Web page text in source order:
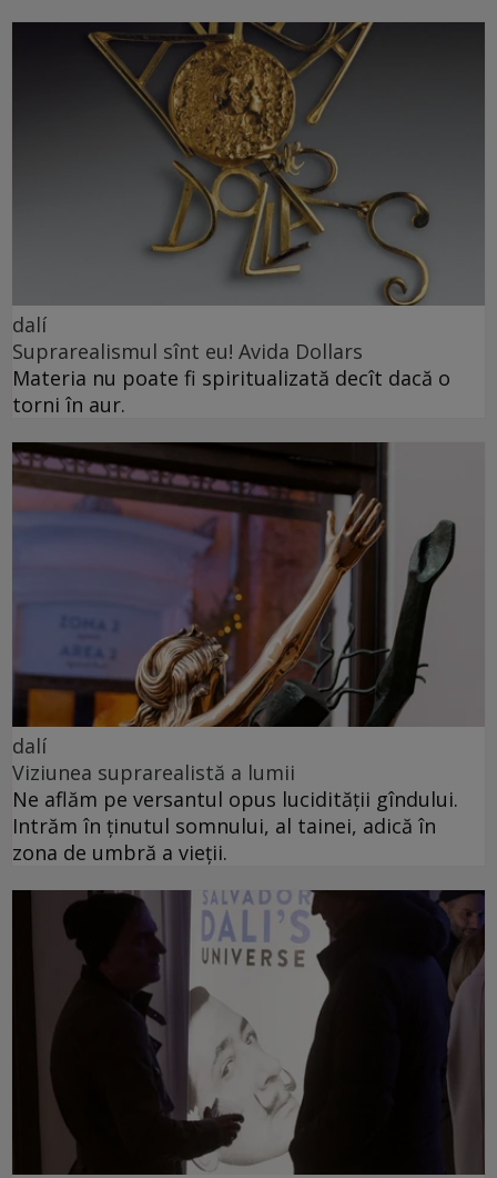
dalí
Suprarealismul sînt eu! Avida Dollars
Materia nu poate fi spiritualizată decît dacă o
torni în aur.
dalí
Viziunea suprarealistă a lumii
Ne aflăm pe versantul opus lucidității gîndului.
Intrăm în ținutul somnului, al tainei, adică în
zona de umbră a vieții.